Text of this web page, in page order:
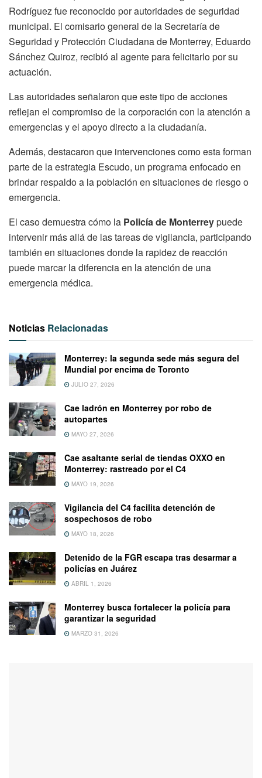
Rodríguez fue reconocido por autoridades de seguridad
municipal. El comisario general de la Secretaría de
Seguridad y Protección Ciudadana de Monterrey, Eduardo
Sánchez Quiroz, recibió al agente para felicitarlo por su
actuación.
Las autoridades señalaron que este tipo de acciones
reflejan el compromiso de la corporación con la atención a
emergencias y el apoyo directo a la ciudadanía.
Además, destacaron que intervenciones como esta forman
parte de la estrategia Escudo, un programa enfocado en
brindar respaldo a la población en situaciones de riesgo o
emergencia.
El caso demuestra cómo la Policía de Monterreypuede
intervenir más allá de las tareas de vigilancia, participando
también en situaciones donde la rapidez de reacción
puede marcar la diferencia en la atención de una
emergencia médica.
Noticias Relacionadas
Monterrey: la segunda sede más segura del
Mundial por encima de Toronto
JULIO 27, 2026
Cae ladrón en Monterrey por robo de
autopartes
MAYO 27, 2026
Cae asaltante serial de tiendas OXXO en
Monterrey: rastreado por el C4
MAYO 19, 2026
Vigilancia del C4 facilita detención de
sospechosos de robo
MAYO 18, 2026
Detenido de la FGR escapa tras desarmar a
policías en Juárez
ABRIL 1, 2026
Monterrey busca fortalecer la policía para
garantizar la seguridad
MARZO 31, 2026